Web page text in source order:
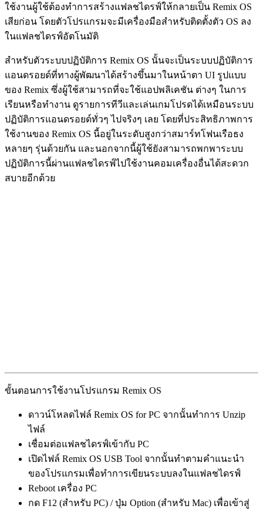
ใช้งานผู้ใช้ต้องทำการสร้างแฟลชไดรฟ์ให้กลายเป็น Remix OS
เสียก่อน โดยตัวโปรแกรมจะมีเครื่องมือสำหรับติดตั้งตัว OS ลง
ในแฟลชไดรฟ์อัตโนมัติ
สำหรับตัวระบบปฏิบัติการ Remix OS นั้นจะเป็นระบบปฏิบัติการ
แอนดรอยด์ที่ทางผู้พัฒนาได้สร้างขึ้นมาในหน้าตา UI รูปแบบ
ของ Remix ซึ่งผู้ใช้สามารถที่จะใช้แอปพลิเคชัน ต่างๆ ในการ
เรียนหรือทำงาน ดูรายการทีวีและเล่นเกมโปรดได้เหมือนระบบ
ปฏิบัติการแอนดรอยด์ทั่วๆ ไปจริงๆ เลย โดยที่ประสิทธิภาพการ
ใช้งานของ Remix OS นี้อยู่ในระดับสูงกว่าสมาร์ทโฟนเรือธง
หลายๆ รุ่นด้วยกัน และนอกจากนี้ผู้ใช้ยังสามารถพกพาระบบ
ปฏิบัติการนี้ผ่านแฟลชไดรฟ์ไปใช้งานคอมเครื่องอื่นได้สะดวก
สบายอีกด้วย
ขั้นตอนการใช้งานโปรแกรม Remix OS
ดาวน์โหลดไฟล์ Remix OS for PC จากนั้นทำการ Unzip
ไฟล์
เชื่อมต่อแฟลชไดรฟ์เข้ากับ PC
เปิดไฟล์ Remix OS USB Tool จากนั้นทำตามคำแนะนำ
ของโปรแกรมเพื่อทำการเขียนระบบลงในแฟลชไดรฟ์
Reboot เครื่อง PC
กด F12 (สำหรับ PC) / ปุ่ม Option (สำหรับ Mac) เพื่อเข้าสู่